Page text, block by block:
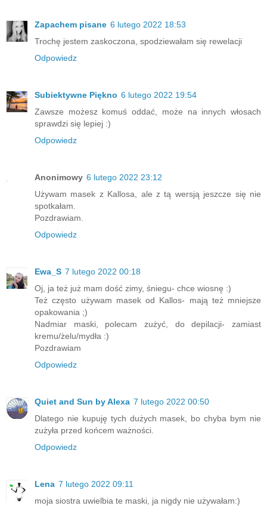
Zapachem pisane 6 lutego 2022 18:53
Trochę jestem zaskoczona, spodziewałam się rewelacji
Odpowiedz
Subiektywne Piękno 6 lutego 2022 19:54
Zawsze możesz komuś oddać, może na innych włosach
sprawdzi się lepiej :)
Odpowiedz
Anonimowy 6 lutego 2022 23:12
Używam masek z Kallosa, ale z tą wersją jeszcze się nie
spotkałam.
Pozdrawiam.
Odpowiedz
Ewa_S 7 lutego 2022 00:18
Oj, ja też już mam dość zimy, śniegu- chce wiosnę :)
Też często używam masek od Kallos- mają też mniejsze
opakowania ;)
Nadmiar maski, polecam zużyć, do depilacji- zamiast
kremu/żelu/mydła :)
Pozdrawiam
Odpowiedz
Quiet and Sun by Alexa 7 lutego 2022 00:50
Dlatego nie kupuję tych dużych masek, bo chyba bym nie
zużyła przed końcem ważności.
Odpowiedz
Lena 7 lutego 2022 09:11
moja siostra uwielbia te maski, ja nigdy nie używałam:)